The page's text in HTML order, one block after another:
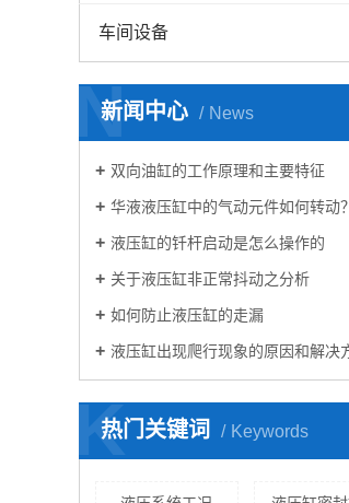
车间设备
新闻中心 News
N
双向油缸的工作原理和主要特征
华液液压缸中的气动元件如何转动？
液压缸的钎杆启动是怎么操作的
关于液压缸非正常抖动之分析
如何防止液压缸的走漏
液压缸出现爬行现象的原因和解决
热门关键词 Keywords
K